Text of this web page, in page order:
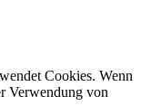
Cookies. Wenn
Verwendung von